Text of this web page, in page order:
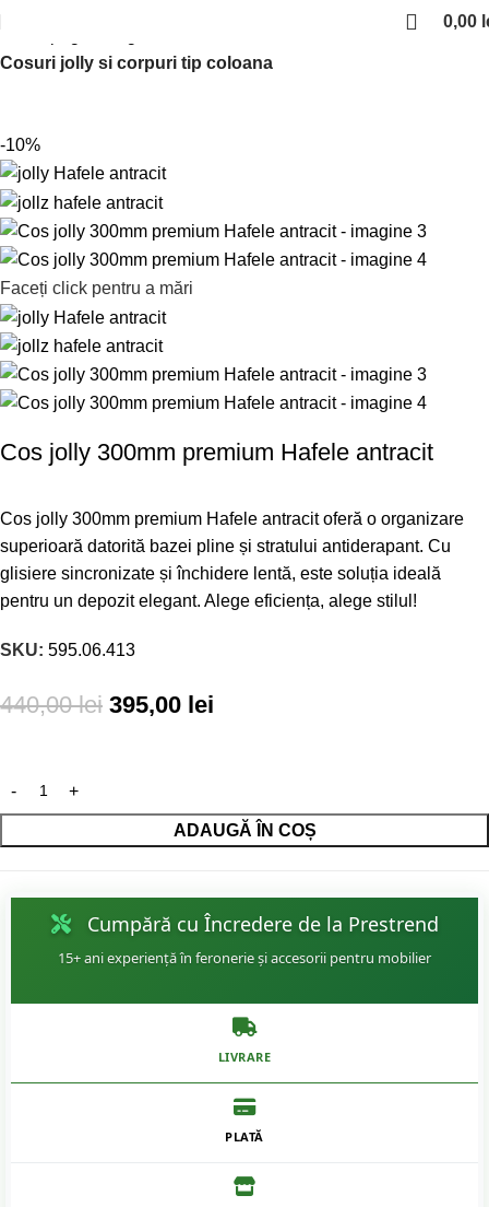
0,00
Cosuri jolly si corpuri tip coloana
-10%
Faceți click pentru a mări
Cos jolly 300mm premium Hafele antracit
Cos jolly 300mm premium Hafele antracit oferă o organizare
superioară datorită bazei pline și stratului antiderapant. Cu
glisiere sincronizate și închidere lentă, este soluția ideală
pentru un depozit elegant. Alege eficiența, alege stilul!
SKU: 595.06.413
440,00lei 395,00 lei
ADAUGĂ ÎN COȘ
Cumpără cu Încredere de la Prestrend
15+ ani experiență în feronerie și accesorii pentru mobilier
LIVRARE
PLATĂ